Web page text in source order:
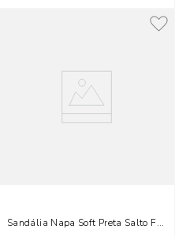
Sandália Napa Soft Preta Salto Fino